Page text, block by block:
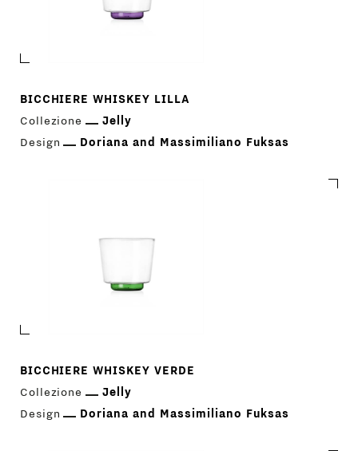
BICCHIERE WHISKEY LILLA
Collezione
Jelly
Design
Doriana and Massimiliano Fuksas
BICCHIERE WHISKEY VERDE
Collezione
Jelly
Design
Doriana and Massimiliano Fuksas